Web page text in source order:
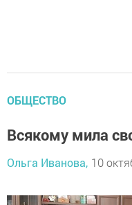
ОБЩЕСТВО
Всякому мила
Ольга Иванова, 10